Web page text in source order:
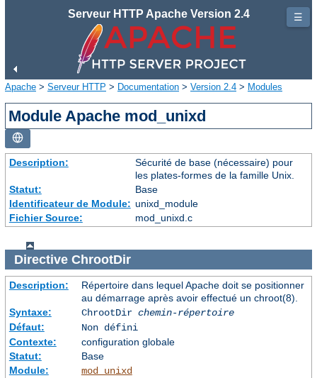
Serveur HTTP Apache Version 2.4
Apache > Serveur HTTP > Documentation > Version 2.4 > Modules
Module Apache mod_unixd
Description:
Sécurité de base (nécessaire) pour
les plates-formes de la famille Unix.
Statut:
Base
Identificateur de Module: unixd_module
Fichier Source:
mod_unixd.c
Directive ChrootDir
Description:
Répertoire dans lequel Apache doit se positionner
au démarrage après avoir effectué un chroot(8).
Syntaxe:
ChrootDir chemin-répertoire
Défaut:
Non défini
Contexte:
configuration globale
Statut:
Base
Module:
mod_unixd
☰